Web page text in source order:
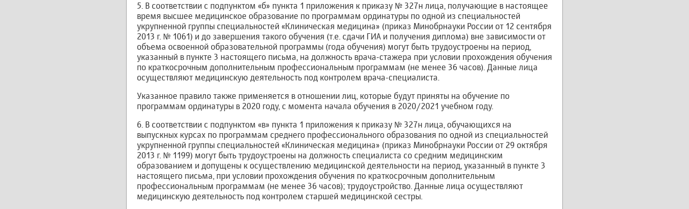
5. В соответствии с подпунктом «б» пункта 1 приложения к приказу № 327н лица, получающие в настоящее
время высшее медицинское образование по программам ординатуры по одной из специальностей
укрупненной группы специальностей «Клиническая медицина» (приказ Минобрнауки России от 12 сентября
2013 г. № 1061) и до завершения такого обучения (т.е. сдачи ГИА и получения диплома) вне зависимости от
объема освоенной образовательной программы (года обучения) могут быть трудоустроены на период,
указанный в пункте 3 настоящего письма, на должность врача-стажера при условии прохождения обучения
по краткосрочным дополнительным профессиональным программам (не менее 36 часов). Данные лица
осуществляют медицинскую деятельность под контролем врача-специалиста.
Указанное правило также применяется в отношении лиц, которые будут приняты на обучение по
программам ординатуры в 2020 году, с момента начала обучения в 2020/2021 учебном году.
6. В соответствии с подпунктом «в» пункта 1 приложения к приказу № 327н лица, обучающихся на
выпускных курсах по программам среднего профессионального образования по одной из специальностей
укрупненной группы специальностей «Клиническая медицина» (приказ Минобрнауки России от 29 октября
2013 г. № 1199) могут быть трудоустроены на должность специалиста со средним медицинским
образованием и допущены к осуществлению медицинской деятельности на период, указанный в пункте 3
настоящего письма, при условии прохождения обучения по краткосрочным дополнительным
профессиональным программам (не менее 36 часов); трудоустройство. Данные лица осуществляют
медицинскую деятельность под контролем старшей медицинской сестры.